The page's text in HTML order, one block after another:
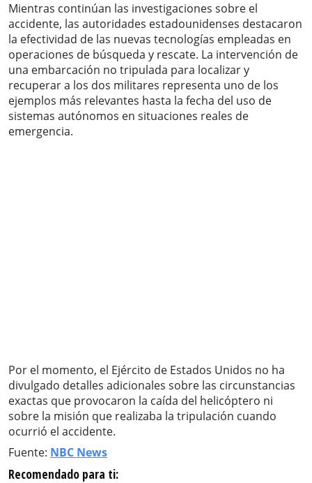
Mientras continúan las investigaciones sobre el
accidente, las autoridades estadounidenses destacaron
la efectividad de las nuevas tecnologías empleadas en
operaciones de búsqueda y rescate. La intervención de
una embarcación no tripulada para localizar y
recuperar a los dos militares representa uno de los
ejemplos más relevantes hasta la fecha del uso de
sistemas autónomos en situaciones reales de
emergencia.
Por el momento, el Ejército de Estados Unidos no ha
divulgado detalles adicionales sobre las circunstancias
exactas que provocaron la caída del helicóptero ni
sobre la misión que realizaba la tripulación cuando
ocurrió el accidente.
Fuente: NBC News
Recomendado para ti: